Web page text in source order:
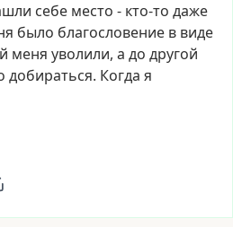
себе место - кто-то даже
было благословение в виде
меня уволили, а до другой
добираться. Когда я